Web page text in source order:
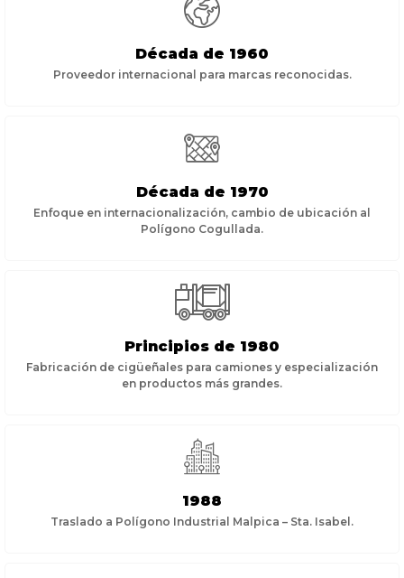
Década de 1960
Proveedor internacional para marcas reconocidas.
Década de 1970
Enfoque en internacionalización, cambio de ubicación al
Polígono Cogullada.
Principios de 1980
Fabricación de cigüeñales para camiones y especialización
en productos más grandes.
1988
Traslado a Polígono Industrial Malpica – Sta. Isabel.